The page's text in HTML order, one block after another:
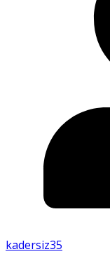
kadersiz35